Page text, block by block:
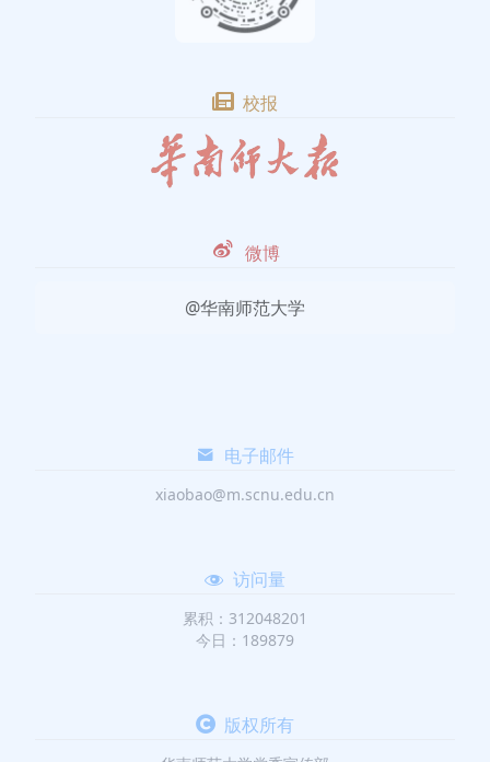
校报
微博
@华南师范大学
电子邮件
xiaobao@m.scnu.edu.cn
访问量
累积：312048201
今日：189879
版权所有